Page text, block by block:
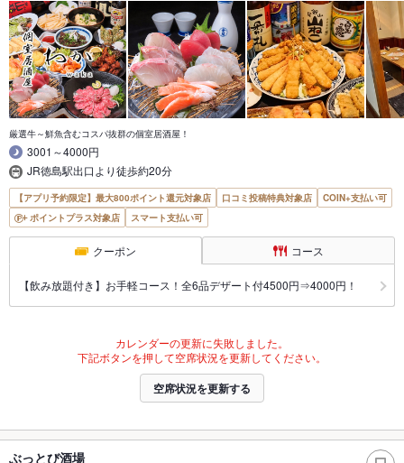
厳選牛～鮮魚含むコスパ抜群の個室居酒屋！
3001～4000円
JR徳島駅出口より徒歩約20分
【アプリ予約限定】最大800ポイント還元対象店 口コミ投稿特典対象店
COIN+支払い可
ポイントプラス対象店
スマート支払い可
クーポン コース
【飲み放題付き】お手軽コース！全6品デザート付4500円⇒4000円！
カレンダーの更新に失敗しました。
下記ボタンを押して空席状況を更新してください。
空席状況を更新する
ぶっとび酒場